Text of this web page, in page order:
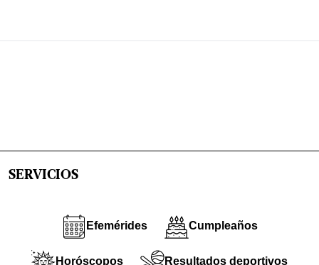
SERVICIOS
Efemérides Cumpleaños
Horóscopos Resultados deportivos